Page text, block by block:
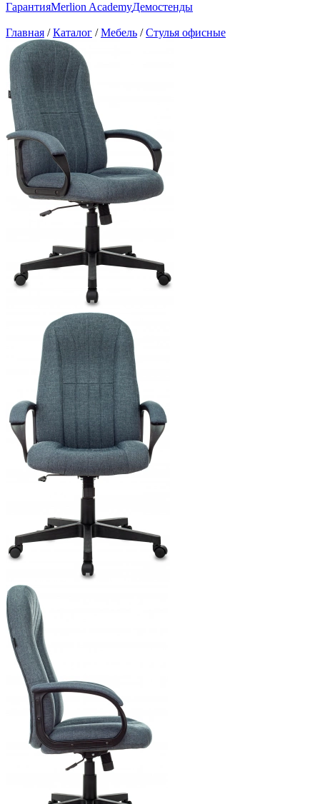
ГарантияMerlion AcademyДемостенды
Главная /Каталог /Мебель /Стулья офисные